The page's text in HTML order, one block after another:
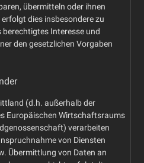
übermitteln oder ihnen
dies insbesondere zu
Interesse und
den gesetzlichen Vorgaben
(d.h. außerhalb der
Europäischen Wirtschaftsraums
verarbeiten
von Diensten
Übermittlung von Daten an